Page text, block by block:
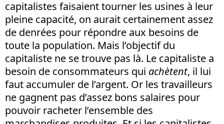
capitalistes faisaient tourner les usines à leur
pleine capacité, on aurait certainement assez
de denrées pour répondre aux besoins de
toute la population. Mais l’objectif du
capitaliste ne se trouve pas là. Le capitaliste a
besoin de consommateurs qui achètent, il lui
faut accumuler de l’argent. Or les travailleurs
ne gagnent pas d’assez bons salaires pour
pouvoir racheter l’ensemble des